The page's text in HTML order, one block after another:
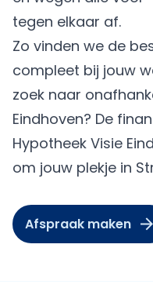
tegen elkaar af.
Zo vinden we de
compleet bij jouw
zoek naar
Eindhoven? De
Hypotheek Visie
om jouw plekje in
Afspraak maken